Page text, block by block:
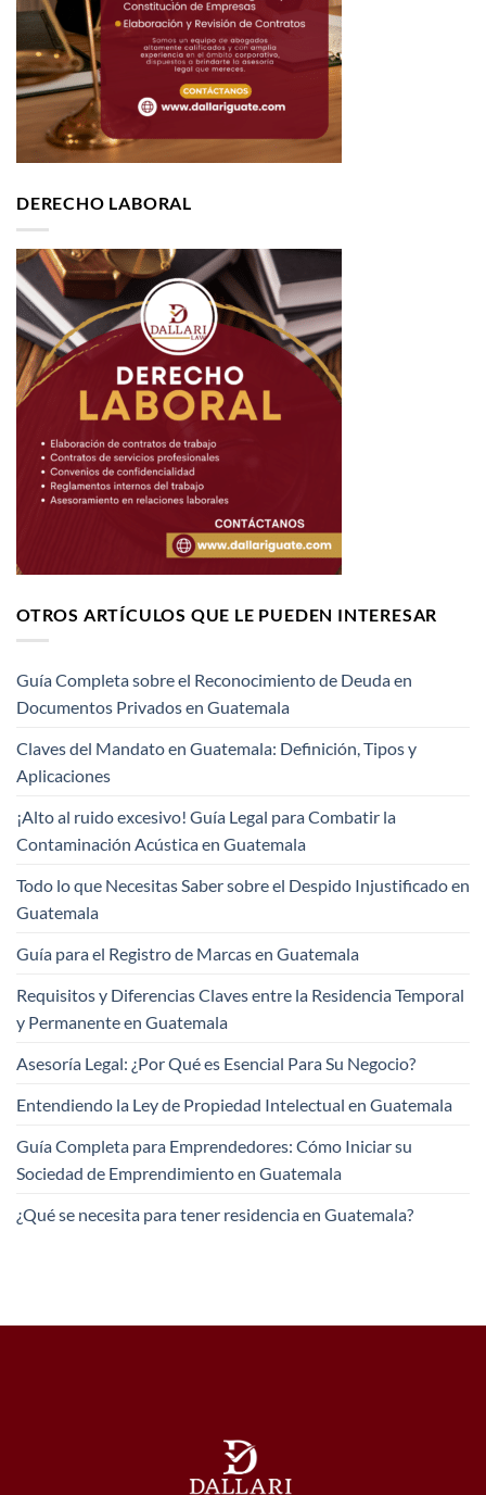
DERECHO LABORAL
OTROS ARTÍCULOS QUE LE PUEDEN INTERESAR
Guía Completa sobre el Reconocimiento de Deuda en
Documentos Privados en Guatemala
Claves del Mandato en Guatemala: Definición, Tipos y
Aplicaciones
¡Alto al ruido excesivo! Guía Legal para Combatir la
Contaminación Acústica en Guatemala
Todo lo que Necesitas Saber sobre el Despido Injustificado en
Guatemala
Guía para el Registro de Marcas en Guatemala
Requisitos y Diferencias Claves entre la Residencia Temporal
y Permanente en Guatemala
Asesoría Legal: ¿Por Qué es Esencial Para Su Negocio?
Entendiendo la Ley de Propiedad Intelectual en Guatemala
Guía Completa para Emprendedores: Cómo Iniciar su
Sociedad de Emprendimiento en Guatemala
¿Qué se necesita para tener residencia en Guatemala?